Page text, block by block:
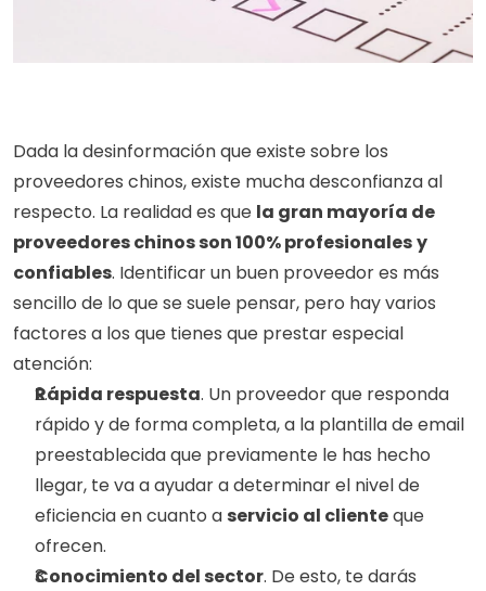
Dada la desinformación que existe sobre los
proveedores chinos, existe mucha desconfianza al
respecto. La realidad es que la gran mayoría de
proveedores chinos son 100% profesionalesy
confiables. Identificar un buen proveedor es más
sencillo de lo que se suele pensar, pero hay varios
factores a los que tienes que prestar especial
atención:
Rápida respuesta. Un proveedor que responda
rápido y de forma completa, a la plantilla de email
preestablecida que previamente le has hecho
llegar, te va a ayudar a determinar el nivel de
eficiencia en cuanto a servicio al cliente que
ofrecen.
Conocimiento del sector. De esto, te darás